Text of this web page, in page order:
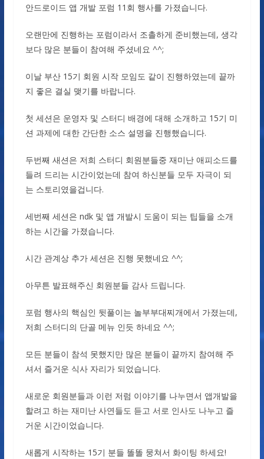
안드로이드 앱 개발 포럼 11회 행사를 가졌습니다.
오랜만에 진행하는 포럼이라서 조촐하게 준비했는데, 생각
보다 많은 분들이 참여해 주셨네요 ^^;
이날 부산 15기 회원 시작 모임도 같이 진행하였는데 끝까
지 좋은 결실 맺기를 바랍니다.
첫 세션은 운영자 및 스터디 배경에 대해 소개하고 15기 미
션 과제에 대한 간단한 소스 설명을 진행했습니다.
두번째 새션은 저희 스터디 회원분들중 재미난 애피소드를
들려 드리는 시간이었는데 참여 하신분들 모두 자극이 되
는 스토리였을겁니다.
세번째 세션은 ndk 및 앱 개발시 도움이 되는 팁들을 소개
하는 시간을 가졌습니다.
시간 관계상 추가 세션은 진행 못했네요 ^^;
아무튼 발표해주신 회원분들 감사 드립니다.
포럼 행사의 핵심인 뒷풀이는 놀부부대찌개에서 가졌는데,
저희 스터디의 단골 메뉴 인듯 하네요 ^^;
모든 분들이 참석 못했지만 많은 분들이 끝까지 참여해 주
셔서 즐거운 식사 자리가 되었습니다.
새로운 회원분들과 이런 저럼 이야기를 나누면서 앱개발을
할려고 하는 재미난 사연들도 듣고 서로 인사도 나누고 즐
거운 시간이었습니다.
새롭게 시작하는 15기 분들 똘똘 뭉쳐서 화이팅 하세요!